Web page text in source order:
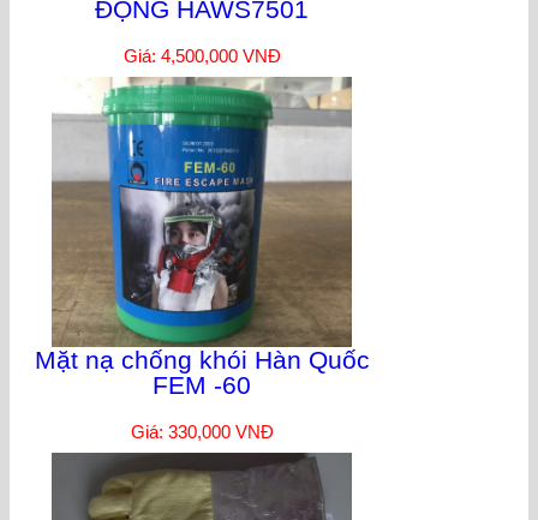
ĐỘNG HAWS7501
Giá: 4,500,000 VNĐ
Mặt nạ chống khói Hàn Quốc
FEM -60
Giá: 330,000 VNĐ